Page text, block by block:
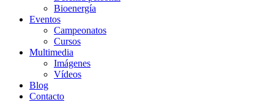
Bioenergía
Eventos
Campeonatos
Cursos
Multimedia
Imágenes
Vídeos
Blog
Contacto